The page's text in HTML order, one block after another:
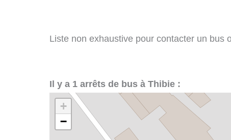
Liste non exhaustive pour contacter un bus
Il y a 1 arrêts de bus à Thibie :
+
−